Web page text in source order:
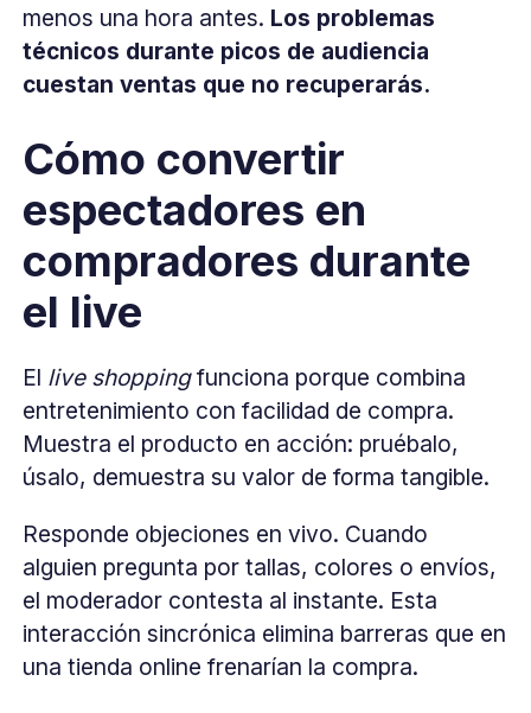
menos una hora antes. Los problemas
técnicos durante picos de audiencia
cuestan ventas que no recuperarás.
Cómo convertir
espectadores en
compradores durante
el live
El live shoppingfunciona porque combina
entretenimiento con facilidad de compra.
Muestra el producto en acción: pruébalo,
úsalo, demuestra su valor de forma tangible.
Responde objeciones en vivo. Cuando
alguien pregunta por tallas, colores o envíos,
el moderador contesta al instante. Esta
interacción sincrónica elimina barreras que en
una tienda online frenarían la compra.